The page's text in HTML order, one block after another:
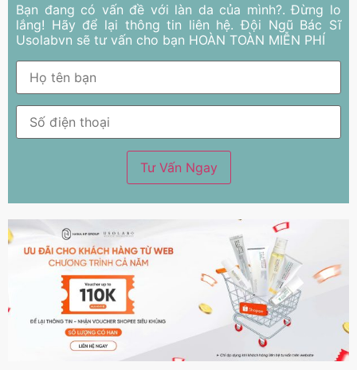
Bạn đang có vấn đề với làn da của mình?. Đừng lo
lắng! Hãy để lại thông tin liên hệ. Đội Ngũ Bác Sĩ
Usolabvn sẽ tư vấn cho bạn HOÀN TOÀN MIỄN PHÍ